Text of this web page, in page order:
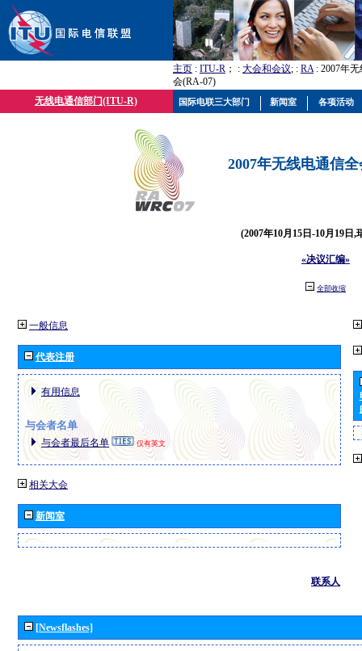
主页 : ITU-R ； : 大会和会议; : RA: 2007年
会(RA-07)
无线电通信部门(ITU-R)
2007年无线电通信
(2007年10月15日-10月19日,
«决议汇编»
全部收缩
一般信息
代表注册
有用信息
与会者名单
与会者最后名单 仅有英文
相关大会
新闻室
联系人
[Newsflashes]
国际电联三大部门 新闻室 各项活动